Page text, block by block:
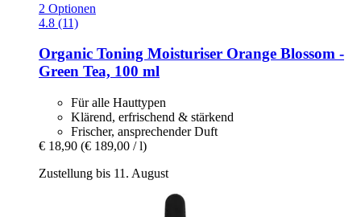
2 Optionen
4.8 (11)
Organic Toning Moisturiser Orange Blossom -​
Green Tea, 100 ml
Für alle Hauttypen
Klärend, erfrischend & stärkend
Frischer, ansprechender Duft
€ 18,90 (€ 189,00 / l)
Zustellung bis 11. August